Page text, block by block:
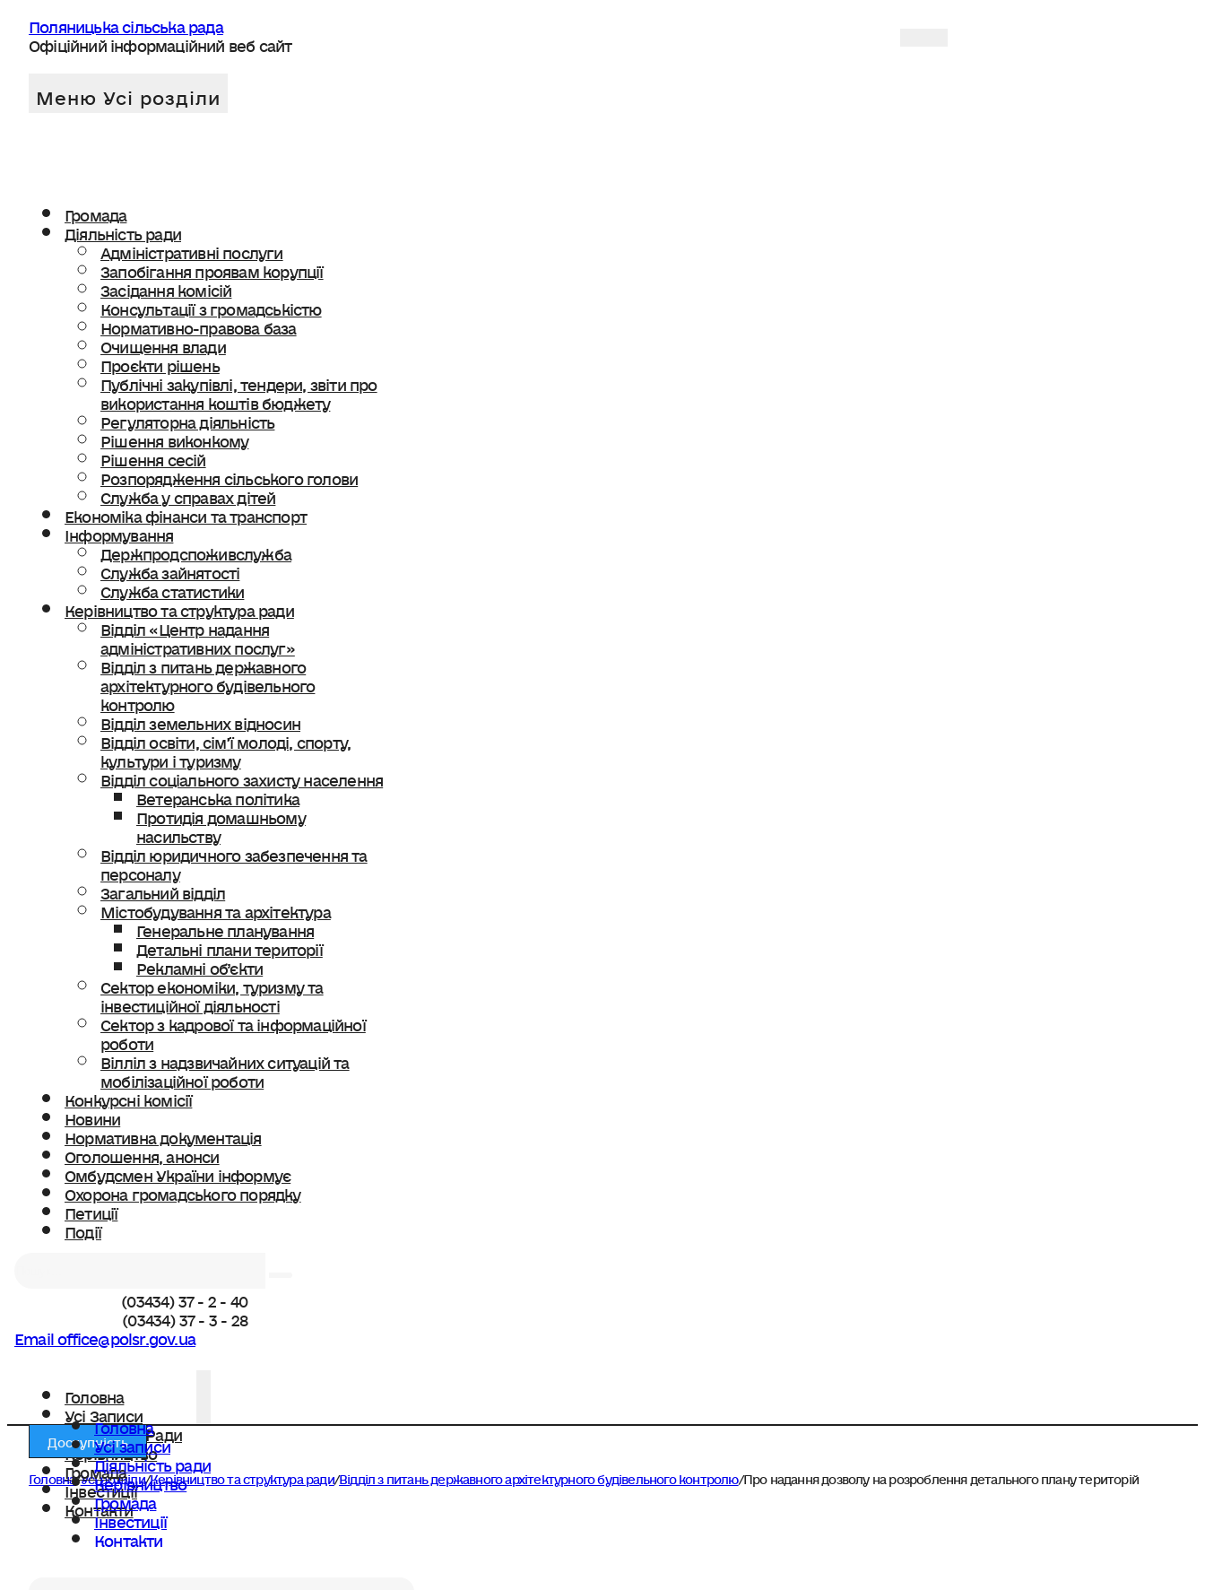
Поляницька сільська рада
Офіційний інформаційний веб сайт
Громада
Діяльність ради
Адміністративні послуги
Запобігання проявам корупції
Засідання комісій
Консультації з громадськістю
Нормативно-правова база
Очищення влади
Проєкти рішень
Публічні закупівлі, тендери, звіти про
використання коштів бюджету
Регуляторна діяльність
Рішення виконкому
Рішення сесій
Розпорядження сільського голови
Служба у справах дітей
Економіка фінанси та транспорт
Інформування
Держпродспоживслужба
Служба зайнятості
Служба статистики
Керівництво та структура ради
Відділ «Центр надання
адміністративних послуг»
Відділ з питань державного
архітектурного будівельного
контролю
Відділ земельних відносин
Відділ освіти, сімʼї молоді, спорту,
культури і туризму
Відділ соціального захисту населення
Ветеранська політика
Протидія домашньому
насильству
Відділ юридичного забезпечення та
персоналу
Загальний відділ
Містобудування та архітектура
Генеральне планування
Детальні плани території
Рекламні об’єкти
Сектор економіки, туризму та
інвестиційної діяльності
Сектор з кадрової та інформаційної
роботи
Вілліл з надзвичайних ситуацій та
мобілізаційної роботи
Конкурсні комісії
Новини
Нормативна документація
Оголошення, анонси
Омбудсмен України інформує
Охорона громадського порядку
Петиції
Події
(03434) 37 - 2 - 40
(03434) 37 - 3 - 28
Email office@polsr.gov.ua
Головна
Усі Записи
Діяльність Ради
Керівництво
Громада
Інвестиції
Контакти
Головна
Усі записи
Діяльність ради
Керівництво
Громада
Інвестиції
Контакти
Доступність
Головна/Усі розділи/Керівництво та структура ради/Відділ з питань державного архітектурного будівельного контролю/Про надання дозволу на розроблення детального плану територій